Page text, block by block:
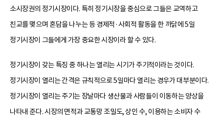
소시장권의 정기시장이다. 특히 정기시장을 중심으로 그들은 교역하고
친교를 맺으며 혼담을 나누는 등 경제적·사회적 활동을 한 까닭에 5일
정기시장이 그들에게 가장 중요한 시장이라 할 수 있다.
정기시장이 갖는 특징 중 하나는 열리는 시기가 주기적이라는 것이다.
정기시장이 열리는 간격은 규칙적으로 5일마다 열리는 경우가 대부분이다.
정기시장이 열리는 주기는 장날마다 생산물과 사람들이 이동하는 양상을
나타내 준다. 시장의 면적과 교통망 조밀도, 상인 수, 이용하는 소비자 수